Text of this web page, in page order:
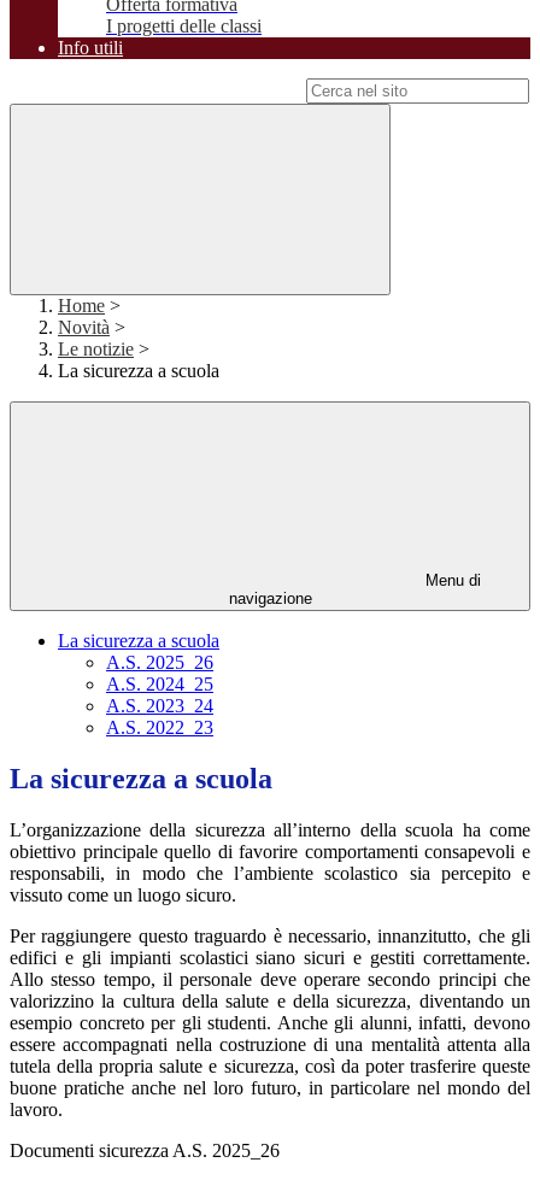
Offerta formativa
I progetti delle classi
Info utili
Home >
Novità >
Le notizie >
La sicurezza a scuola
Menu di
navigazione
La sicurezza a scuola
A.S. 2025_26
A.S. 2024_25
A.S. 2023_24
A.S. 2022_23
La sicurezza a scuola
L’organizzazione della sicurezza all’interno della scuola ha come
obiettivo principale quello di favorire comportamenti consapevoli e
responsabili, in modo che l’ambiente scolastico sia percepito e
vissuto come un luogo sicuro.
Per raggiungere questo traguardo è necessario, innanzitutto, che gli
edifici e gli impianti scolastici siano sicuri e gestiti correttamente.
Allo stesso tempo, il personale deve operare secondo principi che
valorizzino la cultura della salute e della sicurezza, diventando un
esempio concreto per gli studenti. Anche gli alunni, infatti, devono
essere accompagnati nella costruzione di una mentalità attenta alla
tutela della propria salute e sicurezza, così da poter trasferire queste
buone pratiche anche nel loro futuro, in particolare nel mondo del
lavoro.
Documenti sicurezza A.S. 2025_26